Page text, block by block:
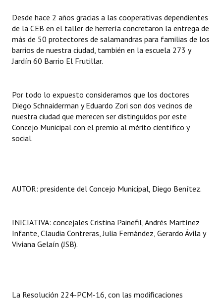
Desde hace 2 años gracias a las cooperativas dependientes
de la CEB en el taller de herrería concretaron la entrega de
más de 50 protectores de salamandras para familias de los
barrios de nuestra ciudad, también en la escuela 273 y
Jardín 60 Barrio El Frutillar.
Por todo lo expuesto consideramos que los doctores
Diego Schnaiderman y Eduardo Zori son dos vecinos de
nuestra ciudad que merecen ser distinguidos por este
Concejo Municipal con el premio al mérito científico y
social.
AUTOR: presidente del Concejo Municipal, Diego Benítez.
INICIATIVA: concejales Cristina Painefil, Andrés Martínez
Infante, Claudia Contreras, Julia Fernández, Gerardo Ávila y
Viviana Gelaín (JSB).
La Resolución 224-PCM-16, con las modificaciones